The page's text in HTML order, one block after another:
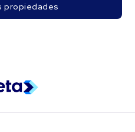
propiedades